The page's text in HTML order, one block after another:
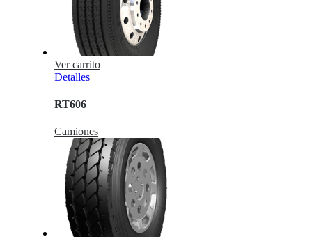
Ver carrito
Detalles
RT606
Camiones